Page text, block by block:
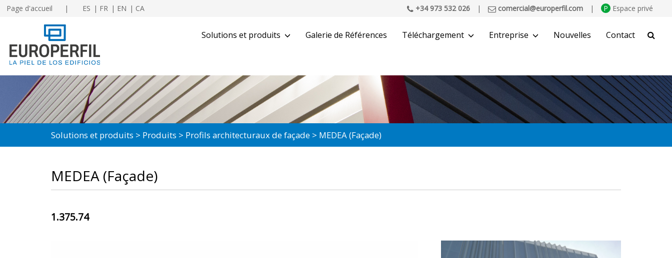
Page d'accueil ES FR EN CA +34 973 532 026 | comercial@europerfil.com | P Espace privé
Solutions et produits Galerie de Références Téléchargement Entreprise Nouvelles Contact
CHERCHER
Solutions et produits Produits Profils architecturaux de façade MEDEA (Façade)
MEDEA (Façade)
1.375.74